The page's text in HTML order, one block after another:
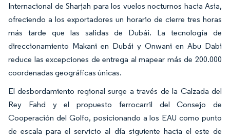
Internacional de Sharjah para los vuelos nocturnos hacia Asia,
ofreciendo a los exportadores un horario de cierre tres horas
más tarde que las salidas de Dubái. La tecnología de
direccionamiento Makani en Dubái y Onwani en Abu Dabi
reduce las excepciones de entrega al mapear más de 200.000
coordenadas geográficas únicas.
El desbordamiento regional surge a través de la Calzada del
Rey Fahd y el propuesto ferrocarril del Consejo de
Cooperación del Golfo, posicionando a los EAU como punto
de escala para el servicio al día siguiente hacia el este de